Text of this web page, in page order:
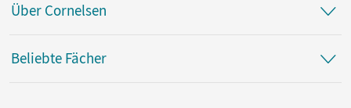
Über Cornelsen
Beliebte Fächer